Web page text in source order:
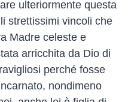
ulteriormente questa
strettissimi vincoli che
Madre celeste e
arricchita da Dio di
perché fosse
nondimeno